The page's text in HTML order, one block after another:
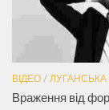
ВІДЕО / ЛУГАНСЬКА
Враження від